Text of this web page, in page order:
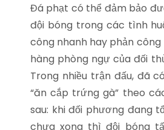
Đá phạt có thể đảm bảo
đội bóng trong các tình
công nhanh hay phản
hàng phòng ngự của đối
Trong nhiều trận đấu, đã
“ăn cắp trứng gà” theo
sau: khi đối phương đang
chưa xong thì đội bóng